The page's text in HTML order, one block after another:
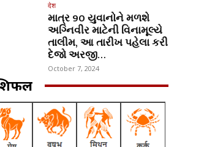
देश
માત્ર 90 યુવાનોને મળશે
અગ્નિવીર માટેની વિનામૂલ્યે
તાલીમ, આ તારીખ પહેલા કરી
દેજો અરજી…
October 7, 2024